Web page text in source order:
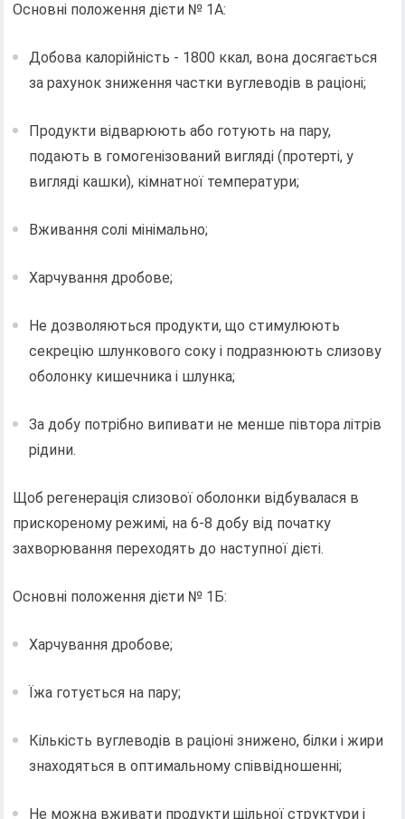
Основні положення дієти № 1А:
Добова калорійність - 1800 ккал, вона досягається
за рахунок зниження частки вуглеводів в раціоні;
Продукти відварюють або готують на пару,
подають в гомогенізований вигляді (протерті, у
вигляді кашки), кімнатної температури;
Вживання солі мінімально;
Харчування дробове;
Не дозволяються продукти, що стимулюють
секрецію шлункового соку і подразнюють слизову
оболонку кишечника і шлунка;
За добу потрібно випивати не менше півтора літрів
рідини.
Щоб регенерація слизової оболонки відбувалася в
прискореному режимі, на 6-8 добу від початку
захворювання переходять до наступної дієті.
Основні положення дієти № 1Б:
Харчування дробове;
Їжа готується на пару;
Кількість вуглеводів в раціоні знижено, білки і жири
знаходяться в оптимальному співвідношенні;
Не можна вживати продукти щільної структури і